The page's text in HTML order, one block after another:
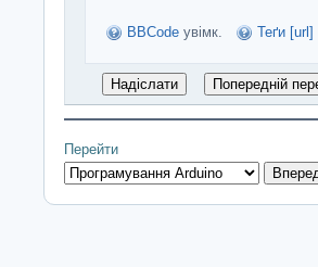
BBCode увімк. Теґи [url]
Перейти